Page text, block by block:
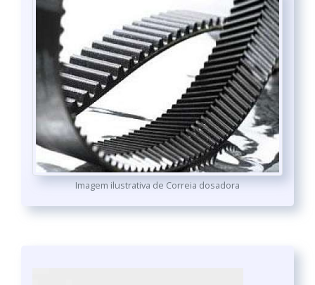
Imagem ilustrativa de Correia dosadora